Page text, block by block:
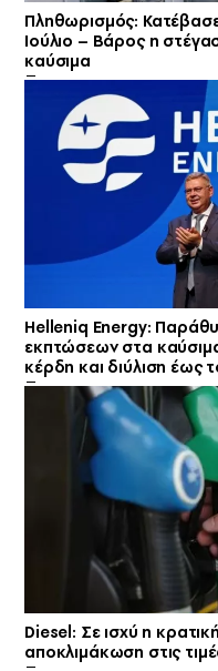
Πληθωρισμός:
Ιούλιο – Βάρος η
καύσιμα
Helleniq Energy:
εκπτώσεων στα
κέρδη και διύλιση έως
Diesel: Σε ισχύ η
αποκλιμάκωση στις